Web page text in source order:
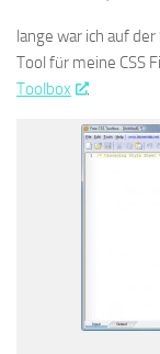
lange war ich auf
Tool für meine CSS
Toolbox
.